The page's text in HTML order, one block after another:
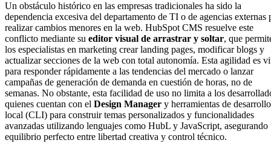
Un obstáculo histórico en las empresas tradicionales ha sido la
dependencia excesiva del departamento de TI o de agencias externas
realizar cambios menores en la web. HubSpot CMS resuelve este
conflicto mediante su editor visual de arrastrar y soltar, que
los especialistas en marketing crear landing pages, modificar blogs y
actualizar secciones de la web con total autonomía. Esta agilidad es
para responder rápidamente a las tendencias del mercado o lanzar
campañas de generación de demanda en cuestión de horas, no de
semanas. No obstante, esta facilidad de uso no limita a los
quienes cuentan con el Design Manager y herramientas de desarrollo
local (CLI) para construir temas personalizados y funcionalidades
avanzadas utilizando lenguajes como HubL y JavaScript, asegurando
equilibrio perfecto entre libertad creativa y control técnico.